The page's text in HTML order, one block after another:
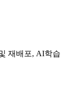
재배포, AI학습